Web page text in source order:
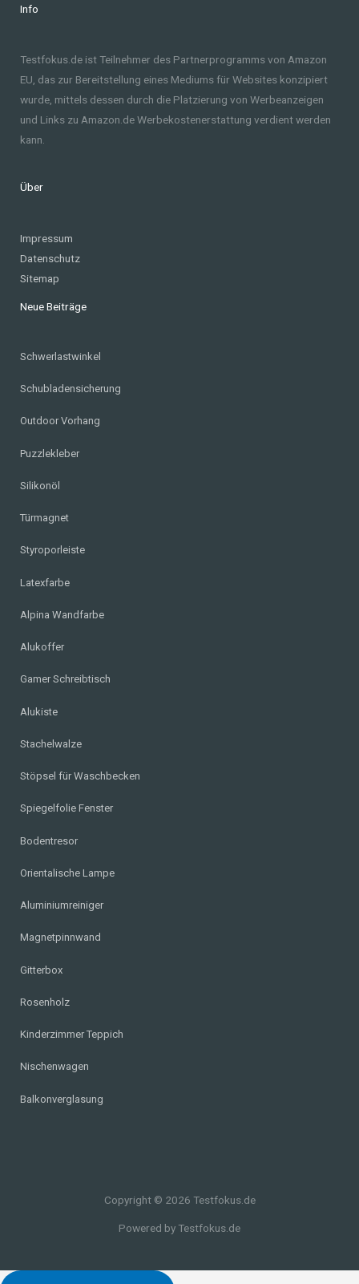
Info
Testfokus.de ist Teilnehmer des Partnerprogramms von Amazon
EU, das zur Bereitstellung eines Mediums für Websites konzipiert
wurde, mittels dessen durch die Platzierung von Werbeanzeigen
und Links zu Amazon.de Werbekostenerstattung verdient werden
kann.
Über
Impressum
Datenschutz
Sitemap
Neue Beiträge
Schwerlastwinkel
Schubladensicherung
Outdoor Vorhang
Puzzlekleber
Silikonöl
Türmagnet
Styroporleiste
Latexfarbe
Alpina Wandfarbe
Alukoffer
Gamer Schreibtisch
Alukiste
Stachelwalze
Stöpsel für Waschbecken
Spiegelfolie Fenster
Bodentresor
Orientalische Lampe
Aluminiumreiniger
Magnetpinnwand
Gitterbox
Rosenholz
Kinderzimmer Teppich
Nischenwagen
Balkonverglasung
Copyright © 2026 Testfokus.de
Powered by Testfokus.de